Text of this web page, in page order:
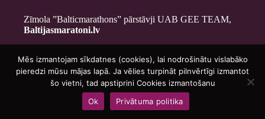
Zīmola ”Balticmarathons” pārstāvji UAB GEE TEAM,
Baltijasmaratoni.lv
Kontakti
Par mums
Brīvprātīgajiem
Privātuma politika
Copyright © 2026 - Baltijasmaratoni.lv
Mēs izmantojam sīkdatnes (cookies), lai nodrošinātu vislabāko
pieredzi mūsu mājas lapā. Ja vēlies turpināt pilnvērtīgi izmantot
šo vietni, tad apstiprini Cookies izmantošanu
Ok
Privātuma politika